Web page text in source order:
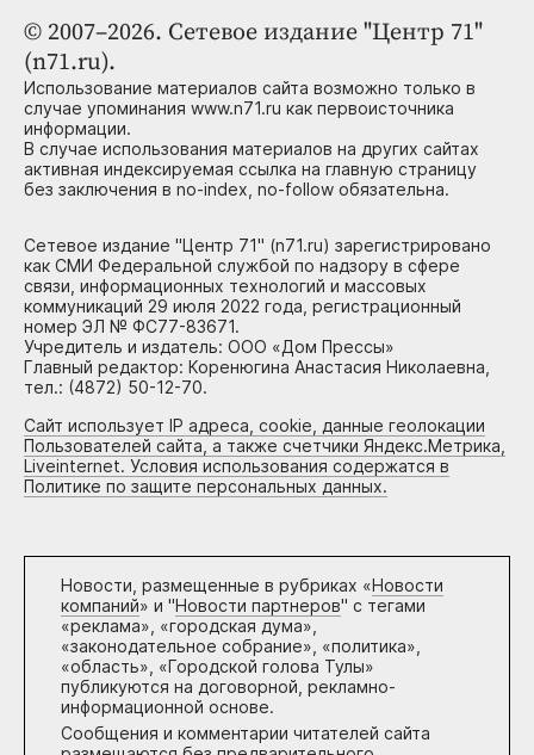
© 2007–2026. Сетевое издание "Центр 71"
(n71.ru).
Использование материалов сайта возможно только в
случае упоминания www.n71.ru как первоисточника
информации.
В случае использования материалов на других сайтах
активная индексируемая ссылка на главную страницу
без заключения в no-index, no-follow обязательна.
Сетевое издание "Центр 71" (n71.ru) зарегистрировано
как СМИ Федеральной службой по надзору в сфере
связи, информационных технологий и массовых
коммуникаций 29 июля 2022 года, регистрационный
номер ЭЛ № ФС77-83671.
Учредитель и издатель: ООО «Дом Прессы»
Главный редактор: Коренюгина Анастасия Николаевна,
тел.: (4872) 50-12-70.
Сайт использует IP адреса, cookie, данные геолокации
Пользователей сайта, а также счетчики Яндекс.Метрика,
Liveinternet. Условия использования содержатся в
Политике по защите персональных данных.
Новости, размещенные в рубриках «Новости
компаний» и "Новости партнеров" с тегами
«реклама», «городская дума»,
«законодательное собрание», «политика»,
«область», «Городской голова Тулы»
публикуются на договорной, рекламно-
информационной основе.
Сообщения и комментарии читателей сайта